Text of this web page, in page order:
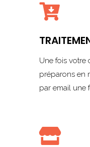

Une fois votre
préparons en
par email une
